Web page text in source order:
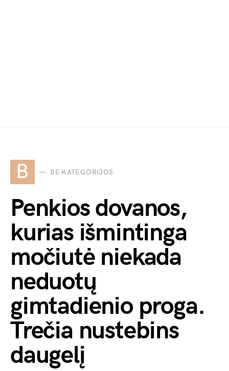
B BE KATEGORIJOS
Penkios dovanos,
kurias išmintinga
močiutė niekada
neduotų
gimtadienio proga.
Trečia nustebins
daugelį